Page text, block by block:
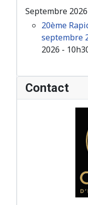
Septembre 2026
20ème
septembre
2026 -
Contact